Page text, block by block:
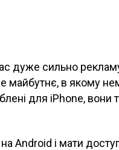
дуже сильно
майбутнє, в якому
для iPhone, вони
Android і мати